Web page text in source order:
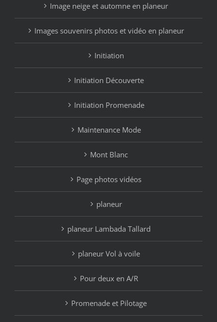
Image neige et automne en planeur
Images souvenirs photos et vidéo en planeur
Initiation
Initiation Découverte
Initiation Promenade
Maintenance Mode
Mont Blanc
Page photos vidéos
planeur
planeur Lambada Tallard
planeur Vol à voile
Pour deux en A/R
Promenade et Pilotage